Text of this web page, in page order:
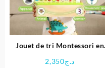
Jouet de tri Montessori en
د.ج2,350